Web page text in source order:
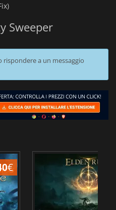
Sweeper
a un messaggio
€